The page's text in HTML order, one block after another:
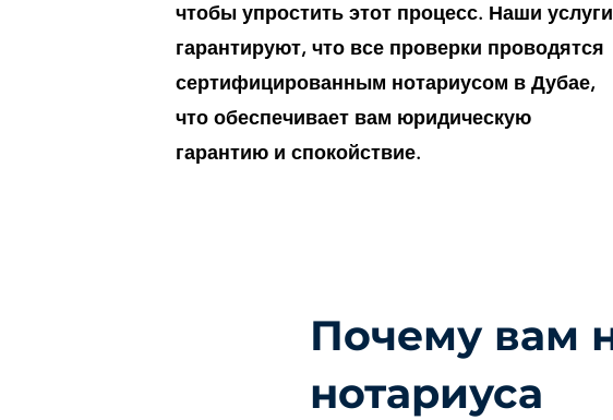
чтобы упростить этот процесс. Наши услуги
гарантируют, что все проверки проводятся
сертифицированным нотариусом в Дубае,
что обеспечивает вам юридическую
гарантию и спокойствие.
Почему вам
нотариуса